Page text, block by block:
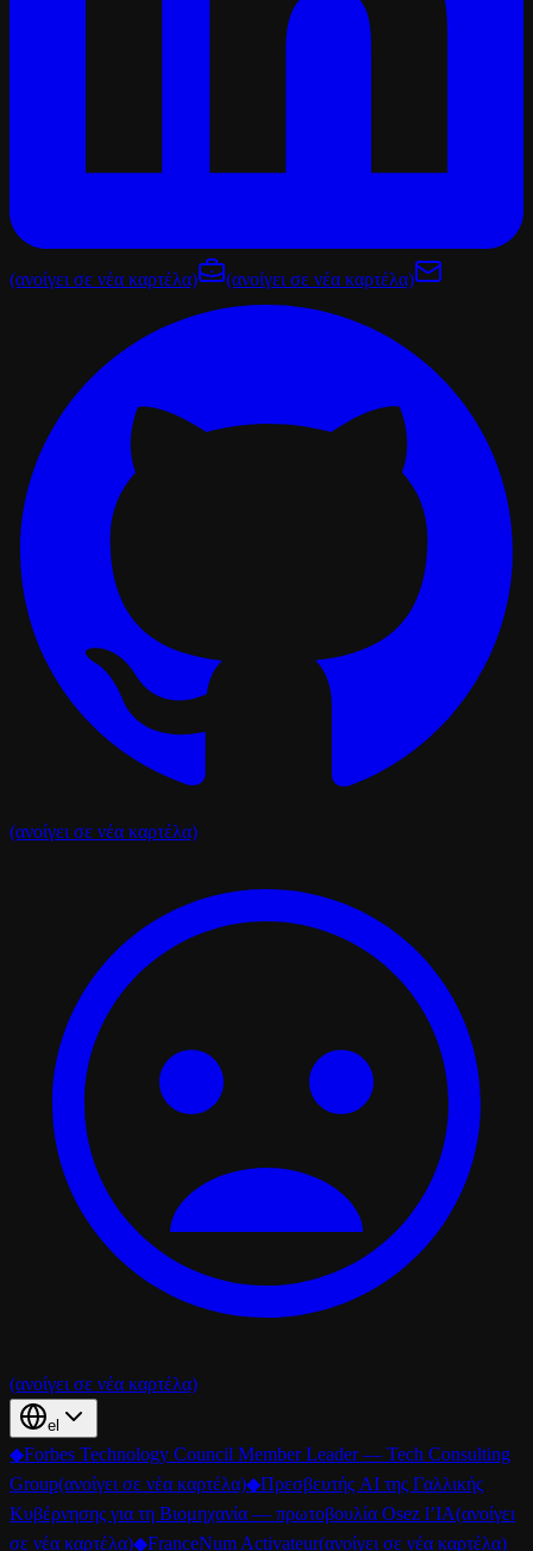
(ανοίγει σε νέα καρτέλα) (ανοίγει σε νέα καρτέλα)
(ανοίγει σε νέα καρτέλα)
(ανοίγει σε νέα καρτέλα)
el
◆Forbes Technology Council Member Leader — Tech Consulting
Group(ανοίγει σε νέα καρτέλα)◆Πρεσβευτής AI της Γαλλικής
Κυβέρνησης για τη Βιομηχανία — πρωτοβουλία Osez l’IA(ανοίγει
σε νέα καρτέλα)◆FranceNum Activateur(ανοίγει σε νέα καρτέλα)